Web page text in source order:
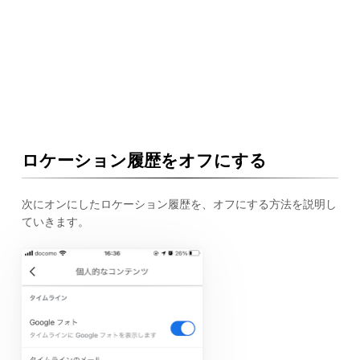
ロケーション履歴をオフにする
次にオンにしたロケーション履歴を、オフにする方法を説明し
ていきます。